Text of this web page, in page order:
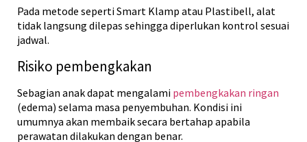
Pada metode seperti Smart Klamp atau Plastibell, alat
tidak langsung dilepas sehingga diperlukan kontrol sesuai
jadwal.
Risiko pembengkakan
Sebagian anak dapat mengalami pembengkakan ringan
(edema) selama masa penyembuhan. Kondisi ini
umumnya akan membaik secara bertahap apabila
perawatan dilakukan dengan benar.